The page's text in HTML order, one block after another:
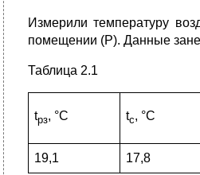
Измерили температуру
помещении (Р). Данные
Таблица 2.1
tрз, °С tс, °С
19,1 17,8